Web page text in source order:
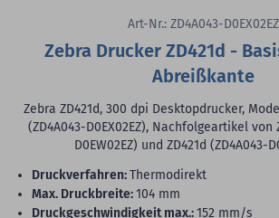
Art-Nr.: ZD4A043-D0EX02EZ
Zebra Drucker ZD421d -
Abreißkante
Zebra ZD421d, 300 dpi Desktopdrucker,
(ZD4A043-D0EX02EZ), Nachfolgeartikel von
D0EW02EZ) und ZD421d (ZD4A043-
Druckverfahren:Thermodirekt
max. Druckbreite:104 mm
Druckgeschwindigkeit max.:152 mm/s